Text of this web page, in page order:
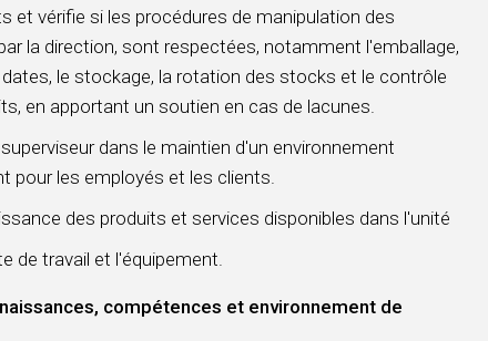
et vérifie si les procédures de manipulation des
la direction, sont respectées, notamment l'emballage,
le stockage, la rotation des stocks et le contrôle
en apportant un soutien en cas de lacunes.
dans le maintien d'un environnement
pour les employés et les clients.
des produits et services disponibles dans l'unité
de travail et l'équipement.
compétences et environnement de